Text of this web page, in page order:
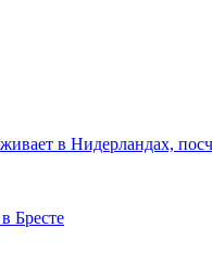
в Нидерландах,
Бресте